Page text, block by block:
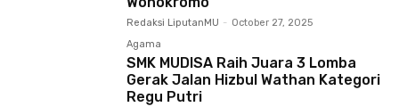
Redaksi LiputanMU - October 27, 2025
Agama
SMK MUDISA Raih Juara 3 Lomba
Gerak Jalan Hizbul Wathan Kategori
Regu Putri